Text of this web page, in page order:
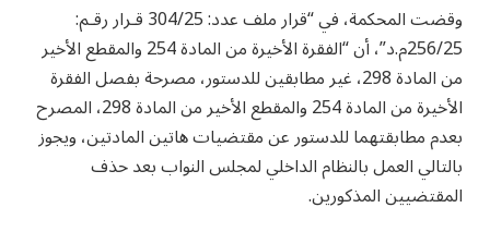
وقضت المحكمة، في “قرار ملف عدد: 304/25 قـرار رقـم:
256/25م.د”، أن “الفقرة الأخيرة من المادة 254 والمقطع الأخير
من المادة 298، غير مطابقين للدستور، مصرحة بفصل الفقرة
الأخيرة من المادة 254 والمقطع الأخير من المادة 298، المصرح
بعدم مطابقتهما للدستور عن مقتضيات هاتين المادتين، ويجوز
بالتالي العمل بالنظام الداخلي لمجلس النواب بعد حذف
المقتضيين المذكورين.